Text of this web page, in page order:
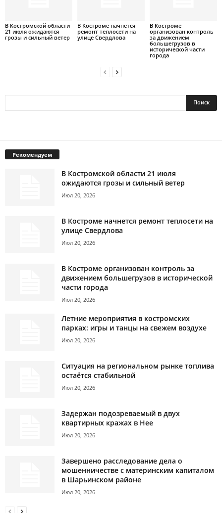
В Костромской области
21 июля ожидаются
грозы и сильный ветер
В Костроме начнется
ремонт теплосети на
улице Свердлова
В Костроме
организован контроль
за движением
большегрузов в
исторической части
города
Рекомендуем
В Костромской области 21 июля
ожидаются грозы и сильный ветер
Июл 20, 2026
В Костроме начнется ремонт теплосети на
улице Свердлова
Июл 20, 2026
В Костроме организован контроль за
движением большегрузов в исторической
части города
Июл 20, 2026
Летние мероприятия в костромских
парках: игры и танцы на свежем воздухе
Июл 20, 2026
Ситуация на региональном рынке топлива
остаётся стабильной
Июл 20, 2026
Задержан подозреваемый в двух
квартирных кражах в Нее
Июл 20, 2026
Завершено расследование дела о
мошенничестве с материнским капиталом
в Шарьинском районе
Июл 20, 2026